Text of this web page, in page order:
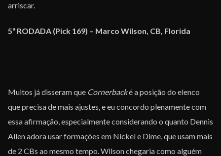
arriscar.
5ª RODADA (Pick 169) – Marco Wilson, CB, Florida
Muitos já disseram que Cornerbacké a posição do elenco
que precisa de mais ajustes, e eu concordo plenamente com
essa afirmação, especialmente considerando o quanto Dennis
Allen adora usar formações em Nickel e Dime, que usam mais
de 2 CBs ao mesmo tempo. Wilson chegaria como alguém